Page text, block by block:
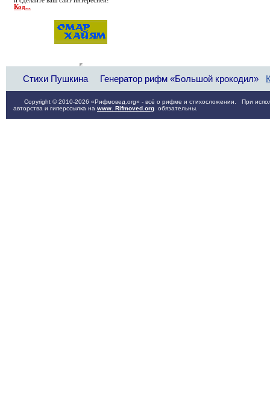
Код...
Стихи Пушкина Генератор рифм «Большой крокодил»
Copyright © 2010-2026 «Рифмовед.org» - всё о рифме и стихосложении. При
авторства и гиперссылка на www. Rifmoved.org обязательны.